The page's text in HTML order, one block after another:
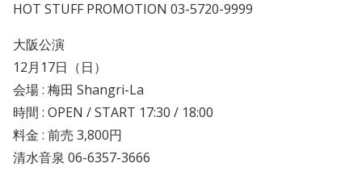
HOT STUFF PROMOTION 03-5720-9999
大阪公演
12月17日（日）
会場 : 梅田 Shangri-La
時間 : OPEN / START 17:30 / 18:00
料金 : 前売 3,800円
清水音泉 06-6357-3666